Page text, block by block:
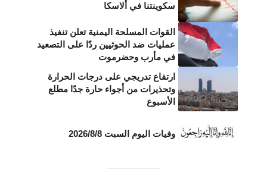
سكوينتنا في ألاسكا
القوات المسلحة اليمنية تعلن تنفيذ
عمليات ضد الحوثيين ردًا على التصعيد
في مأرب وحضرموت
ارتفاع تدريجي على درجات الحرارة
وتحذيرات من أجواء حارة جدًا مطلع
الأسبوع
وفيات اليوم السبت 2026/8/8